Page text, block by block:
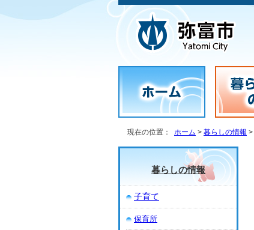
現在の位置： ホーム > 暮らしの情報 >
暮らしの情報
子育て
保育所